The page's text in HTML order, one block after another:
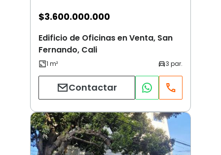
$3.600.000.000
Edificio de Oficinas en Venta, San
Fernando, Cali
Contactar